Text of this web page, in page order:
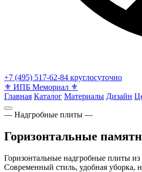
+7 (495) 517-62-84 круглосуточно
⚜ ИПБ Мемориал ⚜
Главная Каталог Материалы Дизайн
— Надгробные плиты —
Горизонтальные
Горизонтальные надгробные плиты
Современный стиль, удобная уборка,